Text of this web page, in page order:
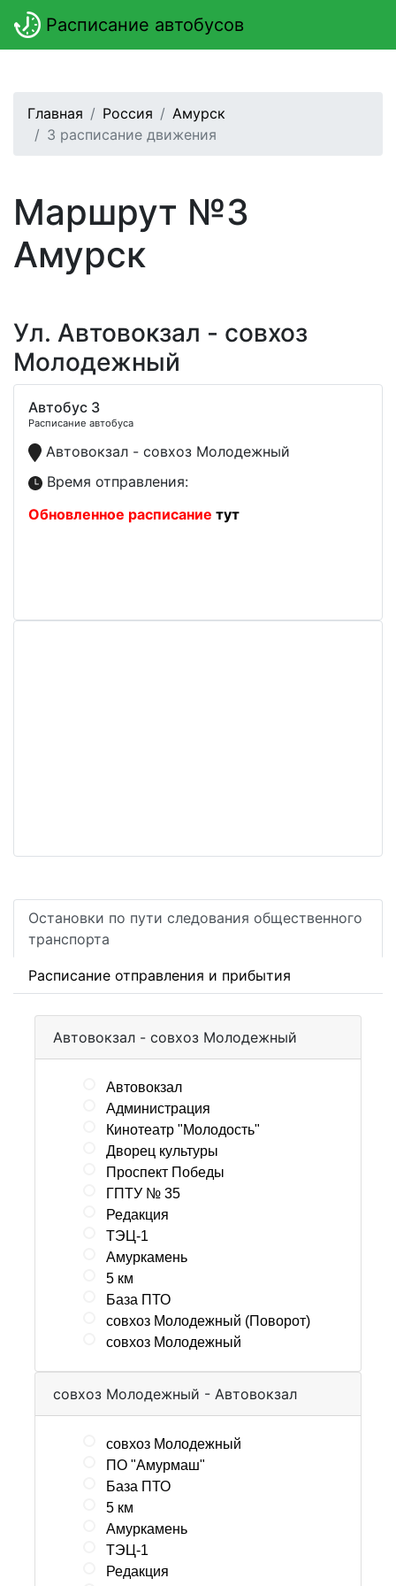
Расписание автобусов
Главная Россия
Амурск
3 расписание движения
Маршрут №3
Амурск
Ул. Автовокзал - совхоз
Молодежный
Автобус 3
Расписание автобуса
Автовокзал - совхоз Молодежный
Время отправления:
Обновленное расписание тут
Остановки по пути следования общественного
транспорта
Расписание отправления и прибытия
Автовокзал - совхоз Молодежный
Автовокзал
Администрация
Кинотеатр "Молодость"
Дворец культуры
Проспект Победы
ГПТУ № 35
Редакция
ТЭЦ-1
Амуркамень
5 км
База ПТО
совхоз Молодежный (Поворот)
совхоз Молодежный
совхоз Молодежный - Автовокзал
совхоз Молодежный
ПО "Амурмаш"
База ПТО
5 км
Амуркамень
ТЭЦ-1
Редакция